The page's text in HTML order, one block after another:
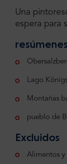
Una
espera para
resúmenes
Lago
Montañas
pueblo de
Excluidos
Alimentos y